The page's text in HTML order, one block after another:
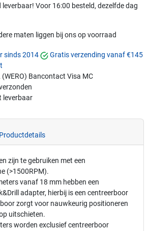
Voor 16:00 besteld, dezelfde dag
maten liggen bij ons op voorraad
sinds 2014
Gratis verzending vanaf €145
(WERO) Bancontact Visa MC
leverbaar
Productdetails
zijn te gebruiken met een
(>1500RPM).
vanaf 18 mm hebben een
adapter, hierbij is een centreerboor
zorgt voor nauwkeurig positioneren
uitschieten.
worden exclusief centreerboor